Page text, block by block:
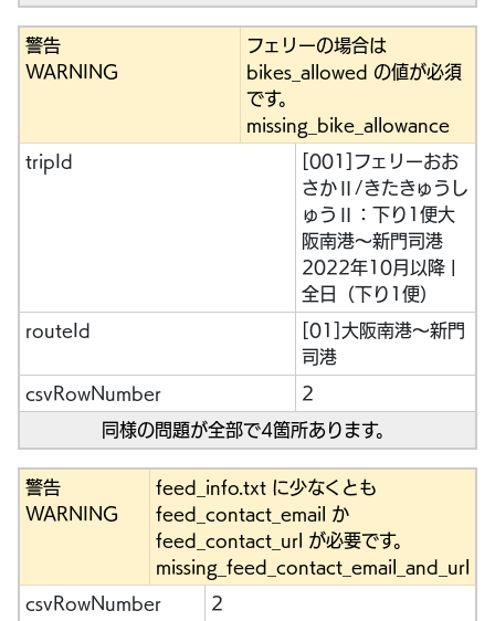
警告
WARNING
フェリーの場合は
bikes_allowed の値が必須
です。
missing_bike_allowance
tripId
[001]フェリーおお
さかⅡ/きたきゅうし
ゅうⅡ：下り1便大
阪南港～新門司港
2022年10月以降 |
全日（下り1便）
routeId
[01]大阪南港～新門
司港
csvRowNumber 2
同様の問題が全部で4箇所あります。
警告
WARNING
feed_info.txt に少なくとも
feed_contact_email か
feed_contact_url が必要です。
missing_feed_contact_email_and_url
csvRowNumber 2